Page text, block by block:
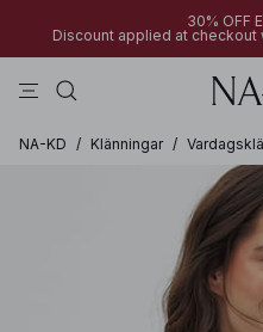
30% OFF
Discount applied at
NA-KD / Klänningar /